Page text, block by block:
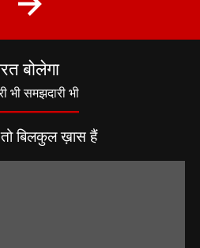
बोलेगा
भी समझदारी भी
बिलकुल ख़ास हैं